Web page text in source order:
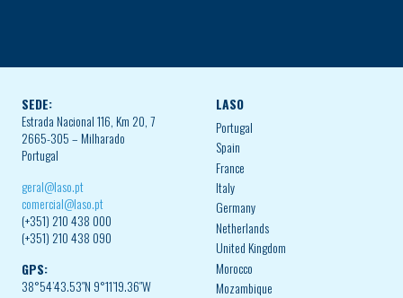
SEDE:
Estrada Nacional 116, Km 20, 7
2665-305 – Milharado
Portugal
geral@laso.pt
comercial@laso.pt
(+351) 210 438 000
(+351) 210 438 090
GPS:
38°54’43.53″N 9°11’19.36″W
LASO
Portugal
Spain
France
Italy
Germany
Netherlands
United Kingdom
Morocco
Mozambique